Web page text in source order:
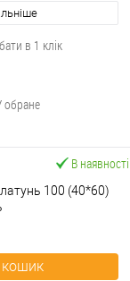
в 1 клік
обране
В наявності
латунь 100 (40*60)